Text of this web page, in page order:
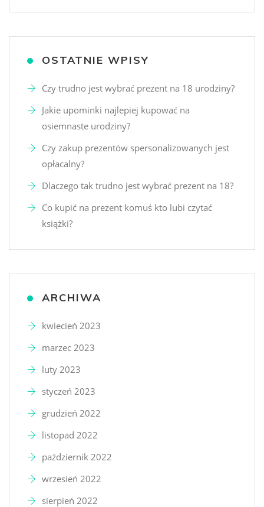
OSTATNIE WPISY
Czy trudno jest wybrać prezent na 18 urodziny?
Jakie upominki najlepiej kupować na
osiemnaste urodziny?
Czy zakup prezentów spersonalizowanych jest
opłacalny?
Dlaczego tak trudno jest wybrać prezent na 18?
Co kupić na prezent komuś kto lubi czytać
książki?
ARCHIWA
kwiecień 2023
marzec 2023
luty 2023
styczeń 2023
grudzień 2022
listopad 2022
październik 2022
wrzesień 2022
sierpień 2022